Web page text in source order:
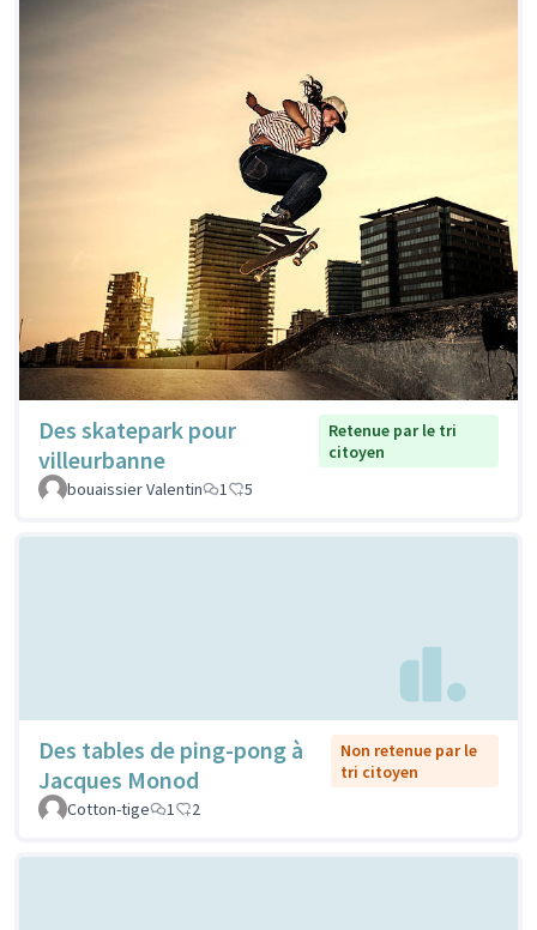
Des skatepark pour
villeurbanne
Retenue par le tri
citoyen
bouaissier Valentin
1 5
Des tables de ping-pong à
Jacques Monod
Non retenue par le
tri citoyen
Cotton-tige
1 2